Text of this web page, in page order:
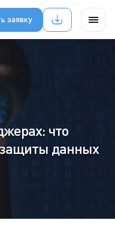
заявку
что
защиты данных